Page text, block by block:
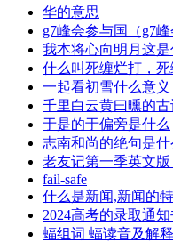
华的意思
g7峰会参与国（g7峰
我本将心向明月这
什么叫死缠烂打，
一起看初雪什么意义
千里白云黄曰曛的古
于是的于偏旁是什么
志南和尚的绝句是什
老友记第一季英文版
fail-safe
什么是新闻,新闻的
2024高考的录取通
蝠组词 蝠读音及解释